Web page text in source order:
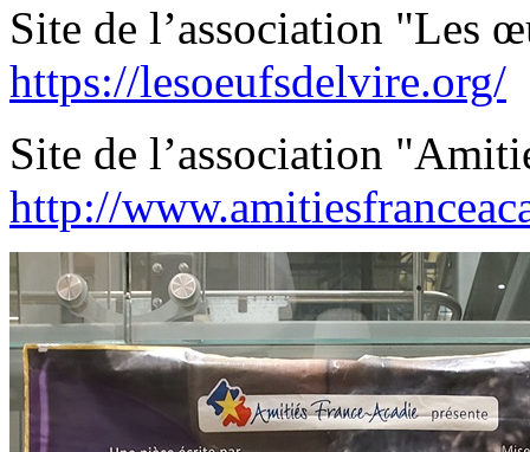
Site de l’association "Les
https://lesoeufsdelvire.org/
Site de l’association
http://